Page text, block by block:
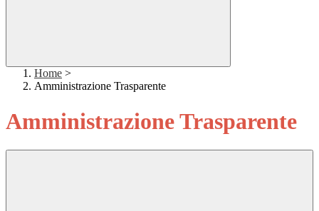
Home >
Amministrazione Trasparente
Amministrazione Trasparente